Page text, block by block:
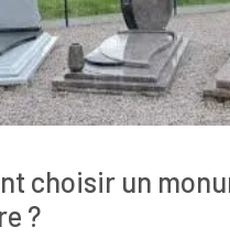
choisir un
?